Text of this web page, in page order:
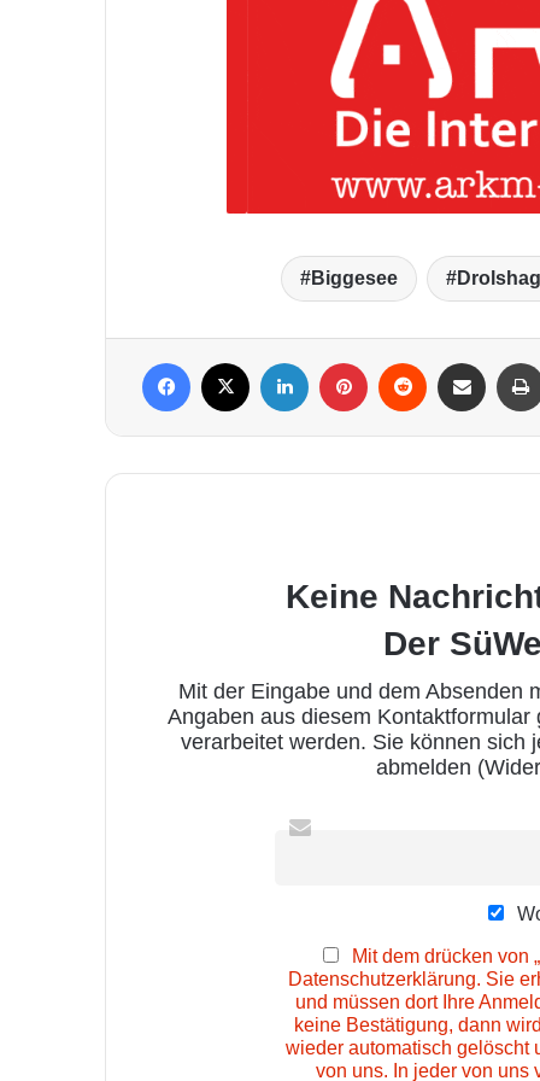
Biggesee
Keine
Der
Mit der Eingabe und dem Absenden
Angaben aus diesem
verarbeitet werden. Sie können sich
abmelden
Mit dem drücken von
Datenschutzerklärung. Sie
und müssen dort Ihre
keine Bestätigung, dann
wieder automatisch gelöscht
von uns. In jeder von uns